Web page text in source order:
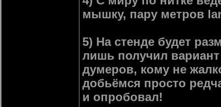
мышку, пару метров
5) На стенде будет
лишь получил
думеров, кому не
добьёмся просто
и опробовал!